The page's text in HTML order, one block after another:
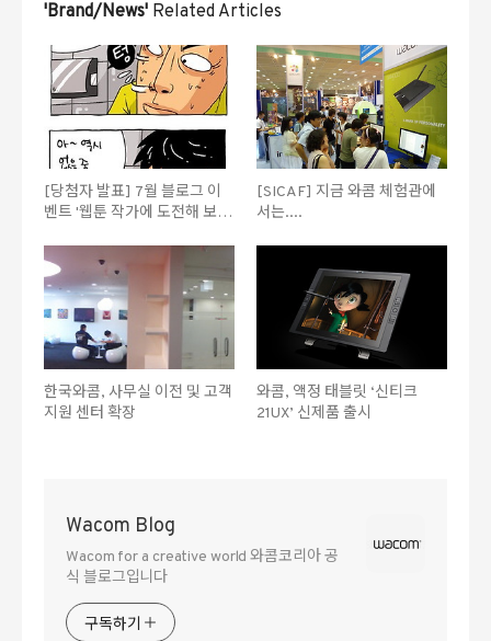
'Brand/News' Related Articles
[당첨자 발표] 7월 블로그 이
벤트 '웹툰 작가에 도전해 보세
[SICAF] 지금 와콤 체험관에
서는....
한국와콤, 사무실 이전 및 고객
지원 센터 확장
와콤, 액정 태블릿 ‘신티크
21UX’ 신제품 출시
Wacom Blog
Wacom for a creative world 와콤코리아 공
식 블로그입니다
구독하기